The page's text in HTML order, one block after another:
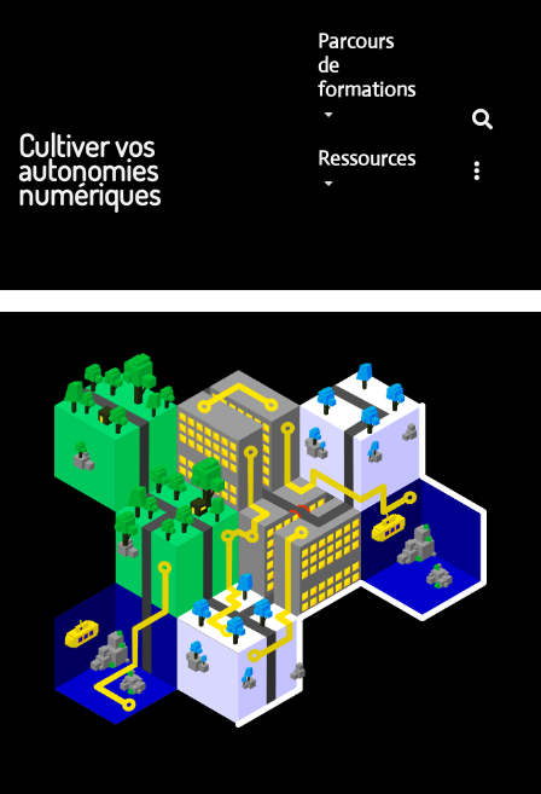
Cultiver vos
autonomies
numériques
Parcours
de
formations
Ressources